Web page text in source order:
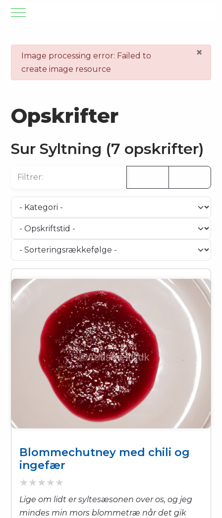
Mobile Menu Toggle
×
danger
Image processing error: Failed to
create image resource
Opskrifter
Sur Syltning (7 opskrifter)
Blommechutney med chili og
ingefær
Lige om lidt er syltesæsonen over os, og jeg
mindes min mors blommetræ når det gik